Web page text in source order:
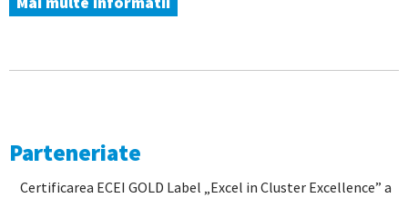
Parteneriate
Certificarea ECEI GOLD Label „Excel in Cluster Excellence” a